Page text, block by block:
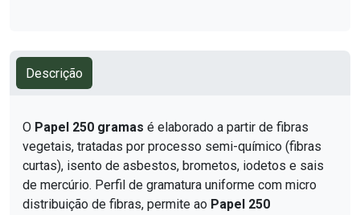
Descrição
O Papel 250 gramas é elaborado a partir de fibras
vegetais, tratadas por processo semi-químico (fibras
curtas), isento de asbestos, brometos, iodetos e sais
de mercúrio. Perfil de gramatura uniforme com micro
distribuição de fibras, permite ao Papel 250